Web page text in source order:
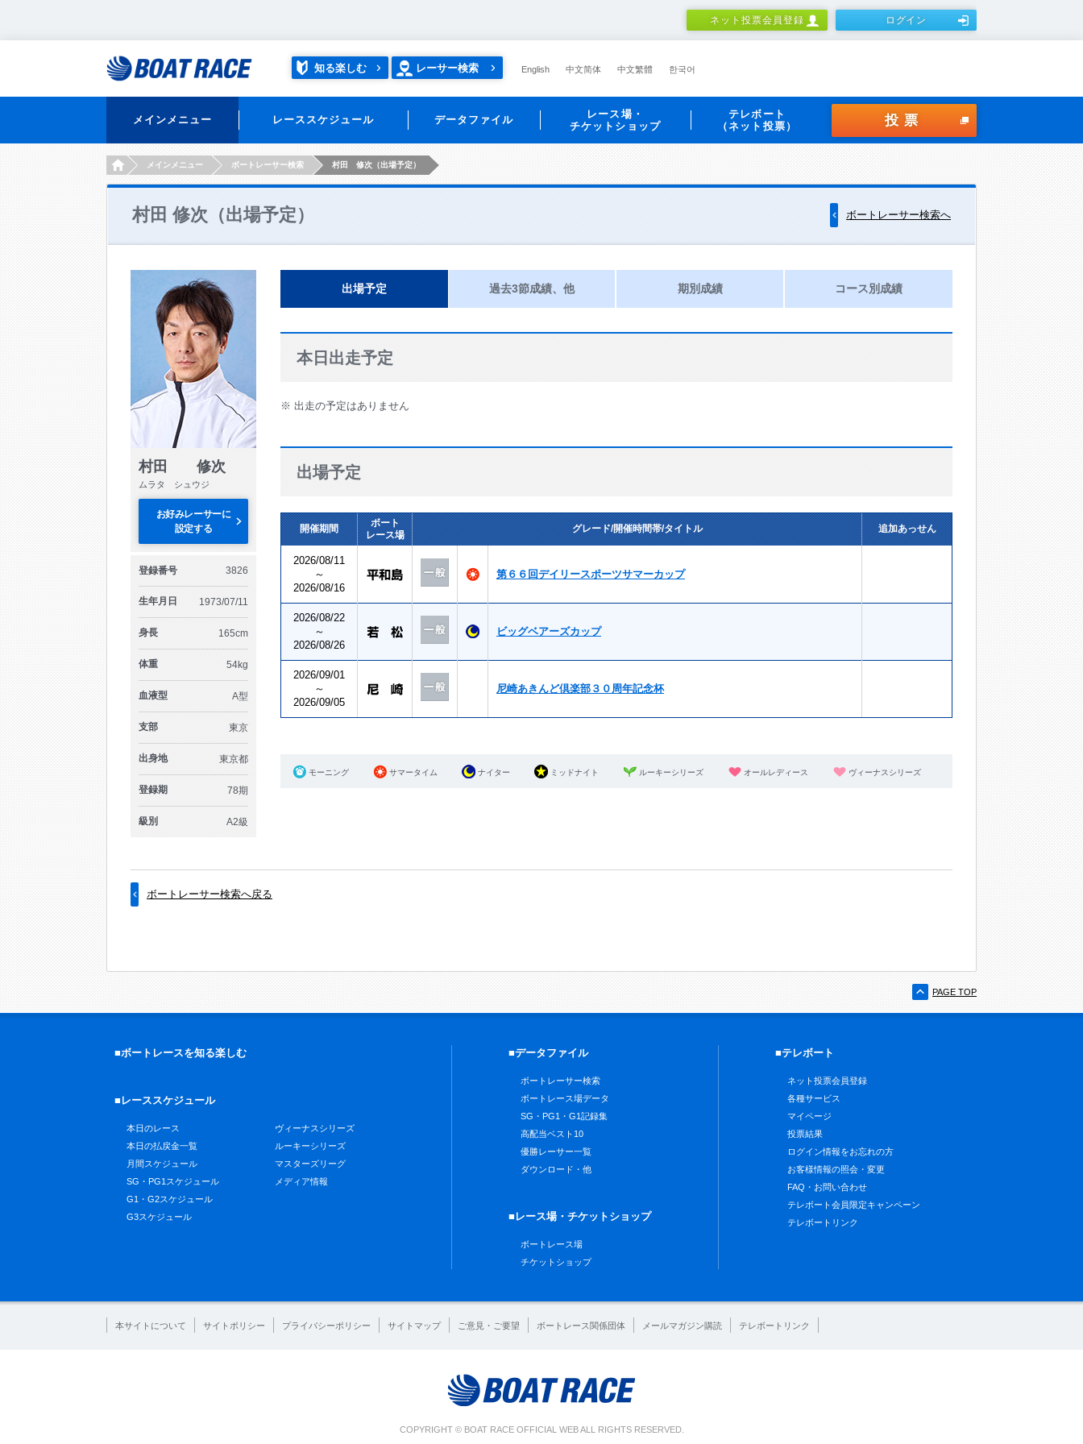
ネット投票会員登録 ログイン
知る楽しむ レーサー検索 English 中文简体 中文繁體 한국어
メインメニュー レーススケジュール データファイル
レース場・
チケットショップ
テレボート
（ネット投票）
投票
HOMEメインメニュー ボートレーサー検索 村田 修次（出場予定）
村田 修次（出場予定） ボートレーサー検索へ
村田 修次
ムラタ シュウジ
お好みレーサーに
設定する
登録番号 3826
生年月日 1973/07/11
身長 165cm
体重 54kg
血液型 A型
支部 東京
出身地 東京都
登録期 78期
級別 A2級
出場予定 過去3節成績、他 期別成績 コース別成績
本日出走予定
※ 出走の予定はありません
出場予定
開催期間
ボート
レース場
グレード/開催時間帯/タイトル 追加あっせん
2026/08/11
～
2026/08/16
第６６回デイリースポーツサマーカップ
2026/08/22
～
2026/08/26
ビッグベアーズカップ
2026/09/01
～
2026/09/05
尼崎あきんど倶楽部３０周年記念杯
モーニング サマータイム ナイター ミッドナイト ルーキーシリーズ オールレディース ヴィーナスシリーズ
ボートレーサー検索へ戻る
PAGE TOP
■ボートレースを知る楽しむ
■レーススケジュール
本日のレース
本日の払戻金一覧
月間スケジュール
SG・PG1スケジュール
G1・G2スケジュール
G3スケジュール
ヴィーナスシリーズ
ルーキーシリーズ
マスターズリーグ
メディア情報
■データファイル
ボートレーサー検索
ボートレース場データ
SG・PG1・G1記録集
高配当ベスト10
優勝レーサー一覧
ダウンロード・他
■レース場・チケットショップ
ボートレース場
チケットショップ
■テレボート
ネット投票会員登録
各種サービス
マイページ
投票結果
ログイン情報をお忘れの方
お客様情報の照会・変更
FAQ・お問い合わせ
テレボート会員限定キャンペーン
テレボートリンク
本サイトについて サイトポリシー プライバシーポリシー サイトマップ ご意見・ご要望 ボートレース関係団体 メールマガジン購読 テレボートリンク
COPYRIGHT © BOAT RACE OFFICIAL WEB ALL RIGHTS RESERVED.